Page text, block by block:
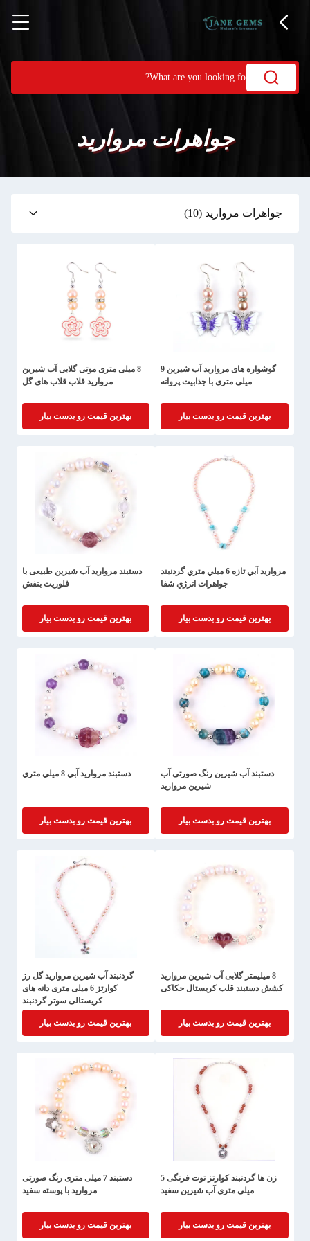
جواهرات مروارید
جواهرات مروارید (10)
گوشواره های مروارید آب شیرین 9
میلی متری با جذابیت پروانه
بهترین قیمت رو بدست بیار
8 میلی متری موتی گلابی آب شیرین
مروارید قلاب قلاب های گل
بهترین قیمت رو بدست بیار
مرواريد آبي تازه 6 ميلي متري گردنبند
جواهرات انرژي شفا
بهترین قیمت رو بدست بیار
دستبند مروارید آب شیرین طبیعی با
فلوریت بنفش
بهترین قیمت رو بدست بیار
دستبند آب شیرین رنگ صورتی آب
شیرین مروارید
بهترین قیمت رو بدست بیار
دستبند مرواريد آبي 8 ميلي متري
بهترین قیمت رو بدست بیار
8 میلیمتر گلابی آب شیرین مروارید
کشش دستبند قلب کریستال حکاکی
بهترین قیمت رو بدست بیار
گردنبند آب شیرین مروارید گل رز
کوارتز 6 میلی متری دانه های
کریستالی سوتر گردنبند
بهترین قیمت رو بدست بیار
زن ها گردنبند کوارتز توت فرنگی 5
میلی متری آب شیرین سفید
بهترین قیمت رو بدست بیار
دستبند 7 میلی متری رنگ صورتی
مروارید با پوسته سفید
بهترین قیمت رو بدست بیار